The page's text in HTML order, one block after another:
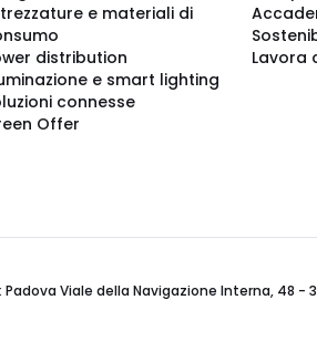
e materiali di
distribution
e smart lighting
connesse
Offer
Lavora
Padova Viale della Navigazione Interna, 48 -